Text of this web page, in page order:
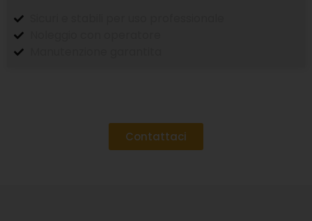
Contattaci